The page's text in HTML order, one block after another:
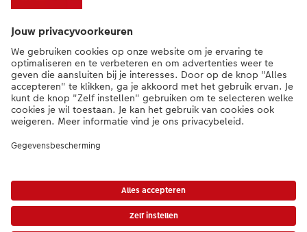
Als je een vraag hebt over een product of bestelling, bel ons dan gerust:
015 29 56 13[ma - vr 9:00 tot 20:00 u | za 9:00 tot 17:00 u | zo 12:00 tot
16:00 u]
NL|FR
verwerkings- en verzendkosten.
|Algemene voorwaarden|Privacy|Imprint|Toegankelijkheid